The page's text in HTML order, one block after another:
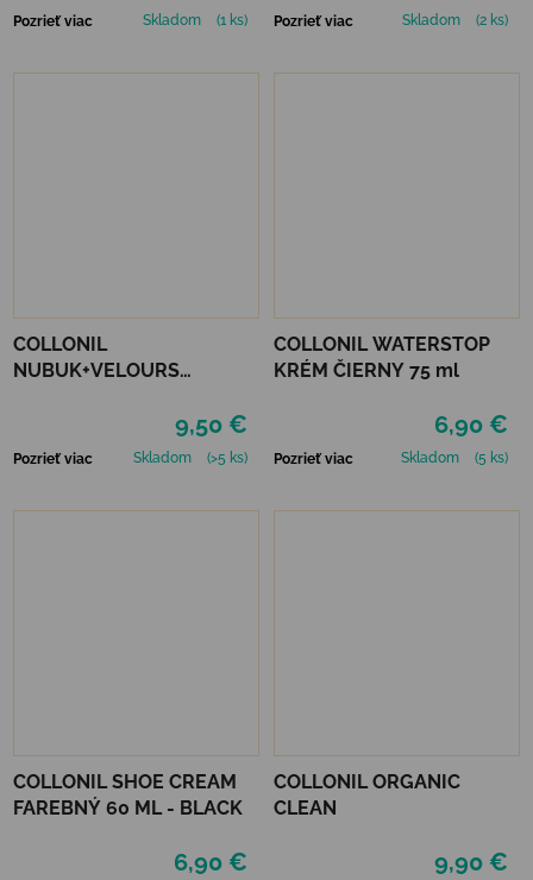
Pozrieť viac Skladom (1 ks) Pozrieť viac Skladom (2 ks)
COLLONIL
NUBUK+VELOURS
9,50 €
Pozrieť viac Skladom (>5 ks)
COLLONIL WATERSTOP
KRÉM ČIERNY 75 ml
6,90 €
Pozrieť viac Skladom (5 ks)
COLLONIL SHOE CREAM
FAREBNÝ 60 ML - BLACK
6,90 €
COLLONIL ORGANIC
CLEAN
9,90 €